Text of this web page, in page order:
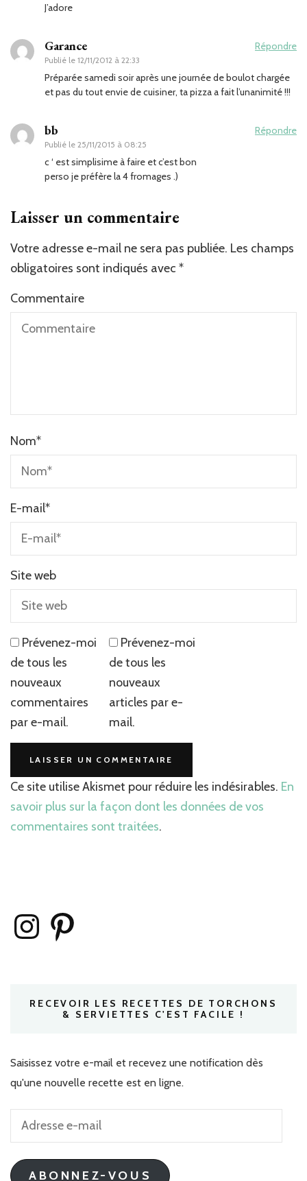
J’adore
Garance
Publié le 12/11/2012 à 22:33
Répondre
Préparée samedi soir après une journée de boulot chargée
et pas du tout envie de cuisiner, ta pizza a fait l’unanimité !!!
bb
Publié le 25/11/2015 à 08:25
Répondre
c ‘ est simplisime à faire et c’est bon
perso je préfère la 4 fromages .)
Laisser un commentaire
Votre adresse e-mail ne sera pas publiée. Les champs
obligatoires sont indiqués avec *
Commentaire
Nom*
E-mail*
Site web
Prévenez-moi
de tous les
nouveaux
commentaires
par e-mail.
Prévenez-moi
de tous les
nouveaux
articles par e-
mail.
Ce site utilise Akismet pour réduire les indésirables. En
savoir plus sur la façon dont les données de vos
commentaires sont traitées.
InstagramPinterest
RECEVOIR LES RECETTES DE TORCHONS
& SERVIETTES C'EST FACILE !
Saisissez votre e-mail et recevez une notification dès
qu'une nouvelle recette est en ligne.
Adresse
mail
ABONNEZ-VOUS